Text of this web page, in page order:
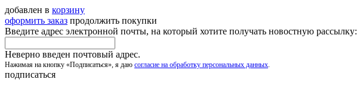
добавлен в корзину
оформить заказ продолжить покупки
Введите адрес электронной почты, на который хотите получать новостную рассылку:
Неверно введен почтовый адрес.
Нажимая на кнопку «Подписаться», я даю согласие на обработку персональных данных.
подписаться